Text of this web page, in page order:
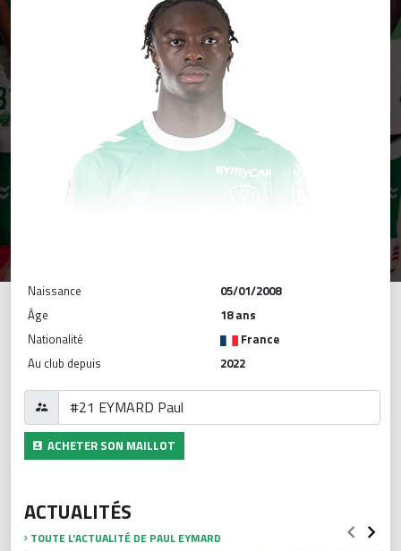
Naissance
05/01/2008
Âge
18 ans
Nationalité
France
Au club depuis
2022
ACHETER SON MAILLOT
ACTUALITÉS
TOUTE L'ACTUALITÉ DE PAUL EYMARD